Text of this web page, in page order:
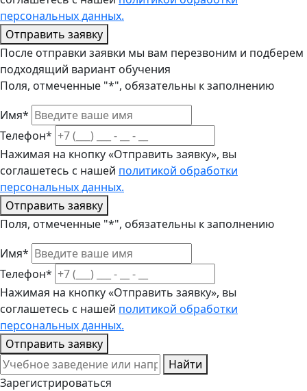
персональных данных.
Отправить заявку
После отправки заявки мы вам перезвоним и подберем
подходящий вариант обучения
Поля, отмеченные "*", обязательны к заполнению
Имя*
Телефон*
Нажимая на кнопку «Отправить заявку», вы
соглашетесь с нашей политикой обработки
персональных данных.
Отправить заявку
Поля, отмеченные "*", обязательны к заполнению
Имя*
Телефон*
Нажимая на кнопку «Отправить заявку», вы
соглашетесь с нашей политикой обработки
персональных данных.
Отправить заявку
Найти
Зарегистрироваться